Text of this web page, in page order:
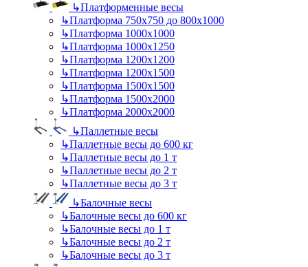
↳Платформенные весы
↳Платформа 750х750 до 800х1000
↳Платформа 1000х1000
↳Платформа 1000х1250
↳Платформа 1200х1200
↳Платформа 1200х1500
↳Платформа 1500х1500
↳Платформа 1500х2000
↳Платформа 2000х2000
↳Паллетные весы
↳Паллетные весы до 600 кг
↳Паллетные весы до 1 т
↳Паллетные весы до 2 т
↳Паллетные весы до 3 т
↳Балочные весы
↳Балочные весы до 600 кг
↳Балочные весы до 1 т
↳Балочные весы до 2 т
↳Балочные весы до 3 т